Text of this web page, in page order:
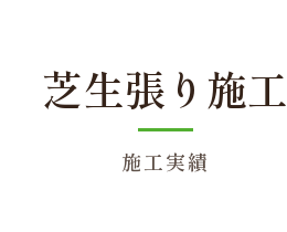
施工実績
芝生張り施工